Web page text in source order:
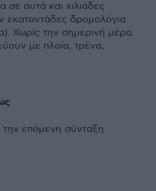
σε αυτά και χιλιάδες
εκατοντάδες δρομολόγια
Χωρίς την σημερινή μέρα.
με πλοία, τρένα,
επόμενη σύνταξη